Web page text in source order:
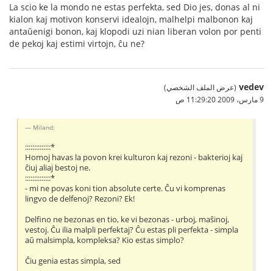
La scio ke la mondo ne estas perfekta, sed Dio jes, donas al ni
kialon kaj motivon konservi idealojn, malhelpi malbonon kaj
antaŭenigi bonon, kaj klopodi uzi nian liberan volon por penti
de pekoj kaj estimi virtojn, ĉu ne?
vedev (عرض الملف الشخصي)
9 مارس، 2009 11:29:20 ص
Miland:
::::::::::::::*
Homoj havas la povon krei kulturon kaj rezoni - bakterioj kaj
ĉiuj aliaj bestoj ne.
::::::::::::::*
- mi ne povas koni tion absolute certe. Ĉu vi komprenas
lingvo de delfenoj? Rezoni? Ek!
Delfino ne bezonas en tio, ke vi bezonas - urboj, maŝinoj,
vestoj. Ĉu ilia malpli perfektaj? Ĉu estas pli perfekta - simpla
aŭ malsimpla, kompleksa? Kio estas simplo?
Ĉiu genia estas simpla, sed